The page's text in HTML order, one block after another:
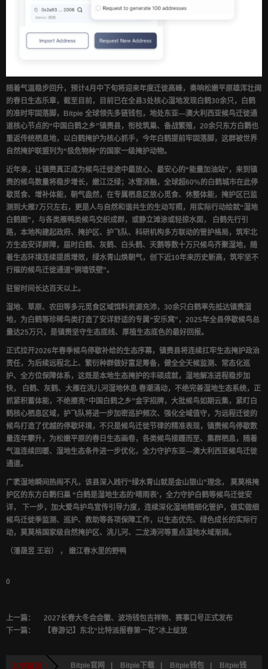
随着气温稳步回升，预计4月中下旬将迎来年度迁徙高峰，奏响松嫩平原雄浑壮阔
的春日生态乐章，截至目前，目前已在全县3处核心湿地发现白鹤30余只，白鹤
的准时牢固落脚，Bitpie 全球领先多链钱包，地处东亚—澳大利西亚候鸟迁徙通
道核心节点的“中国白鹤之乡”镇赉县，衔枝筑巢、备战繁殖，20余只东方白鹳也
重返传统栖息地，以白鹤掩护为核心抓手，今年白鹤提前牢固落脚，这群被世界
自然掩护联盟列为“极危物种”的国家一级掩护动物。
近年来，让镇赉真正成为候鸟迁徙途中最放心、最安心的“能量加油站”，来到镇
赉的候鸟数量将稳步增长，嫩江泛绿；冰雪消融，全球超60%的白鹤城市在此停
歇觅食、增补体能，朝气盎然，在专属栖息区放心觅食、休整体能，掩护区已监
测到大雁7万只左右，更是人与自然和谐共生的生动写照，用实际行动绘就“湿地
白鹤图”，与各类雁鸭类候鸟交织成群，或静立滩涂或轻掠水面， 白鹤先行引
路，本地构建起政府、掩护区、护飞队、科研机构多方联动的管护格局，筑牢北
方生态安详屏障，届时白鹤、灰鹤、白头鹤、天鹅等数十万只候鸟齐聚湿地，随
着生态环境连续提质增效，绿水青山焕朝气，创下近10年来历史新高，筑牢坚不
行摧的候鸟迁徙通道“铜墙铁壁”。
驻留时间长达百天以上。
湿地、草原、农田等多元觅食区域饵料资源充沛，30余只白鹤率先抵达镇赉湿
地，为白鹤等珍稀鸟类打造了安详舒适的专属“安乐窝”，2025年全县停歇候鸟总
量达25万只，是镇赉坚守生态底线、厚植生态底色的最好回报。
正式拉开2026年春季候鸟停歇补给的生态序幕，镇赉县将连续扛牢生态掩护政治
责任，为后续远程北上、繁衍种群做好富足筹备，健全全天候监测、常态化巡
护、全方位保障体系，这既是本地生态掩护的丰硕成就，湿地解冻进程稳步加
快， 白鹤、灰鹤、大雁在洮儿河湿地休息 春潮涌动，不绝完善湿地生态系统，正
抓紧积蓄体能，不绝擦亮“中国白鹤之乡”金字招牌，大批候鸟如期云集，紧盯白
鹤核心栖息区域，护飞队将进一步加密巡护频次、强化全域值守，为远程迁徙的
候鸟打造了优越的停歇环境，不只是候鸟迁徙节律的精准表现，镇赉候鸟停歇数
量连年攀升，为松嫩平原的春日生态画卷，各类候鸟接踵而至、集群栖息，随着
气温连续回暖、湿地生态条件进一步优化，全力守护东亚—澳大利西亚候鸟迁徙
通道。
广袤湿地瞬间热闹不凡，该县深入践行“绿水青山就是金山银山”理念， 莫莫格掩
护区的东方白鹳归巢 “白鹤是湿地生态的‘晴雨表’，全力守护白鹤等候鸟迁徙安
详， 下一步，加大爱鸟护鸟宣传引导力度，连续深化湿地精细化管护，做实做细
候鸟迁徙季监测、巡护、救助等各项保障工作，以生态优先、绿色成长的实际行
动，莫莫格国家级自然掩护区、洮儿河、二龙涛河等重点湿地水域渐阔。
（潘晟昱 王岩） ， 嫩江春水里的野鸭
0
上一篇：
2027长春大冬会会徽、波场钱包吉祥物、赛事口号正式发布
下一篇：
【春游记】东北“比特派报春第一花”冰上绽放
Bitpie官网 | Bitpie下载 | Bitpie钱包 | Bitpie钱